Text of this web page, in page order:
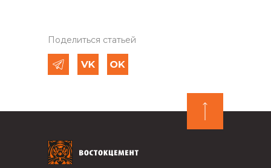
Поделиться статьей